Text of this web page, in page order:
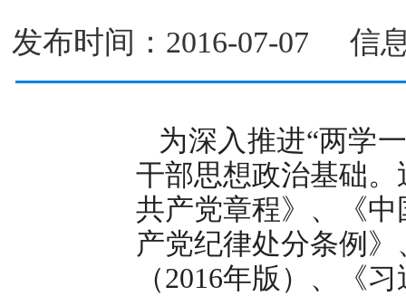
发布时间：2016-07-07
为深入推进“两学
干部思想政治基础
共产党章程》、《
产党纪律处分条例
（2016年版）、《